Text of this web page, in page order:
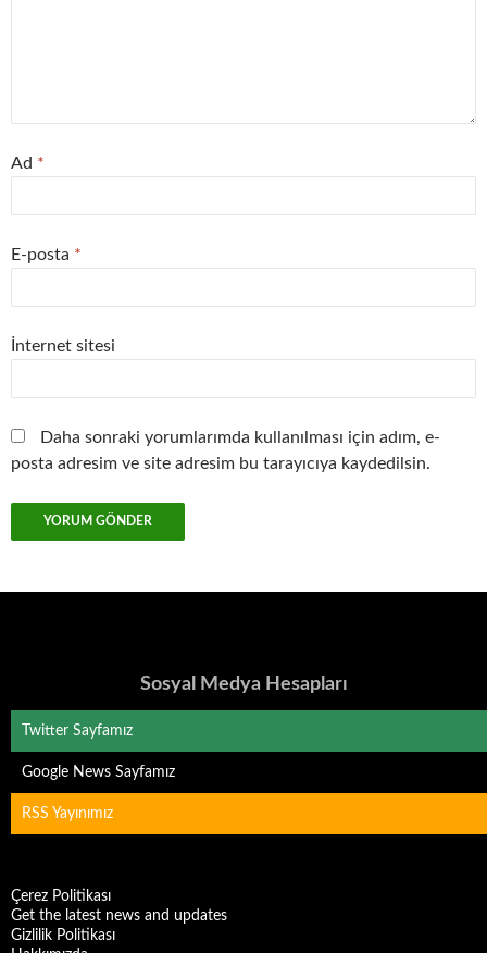
Ad *
E-posta *
İnternet sitesi
Daha sonraki yorumlarımda kullanılması için adım, e-
posta adresim ve site adresim bu tarayıcıya kaydedilsin.
Sosyal Medya Hesapları
Twitter Sayfamız
Google News Sayfamız
RSS Yayınımız
Çerez Politikası
Get the latest news and updates
Gizlilik Politikası